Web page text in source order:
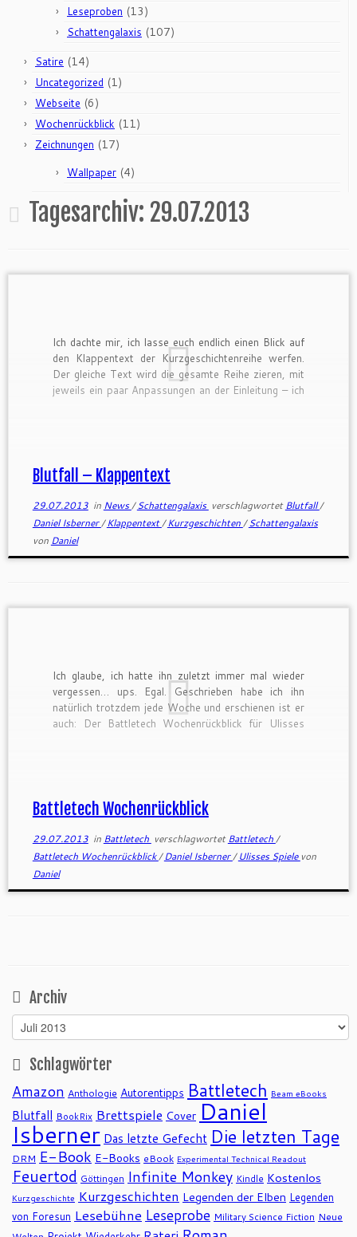
Leseproben (13)
Schattengalaxis (107)
Satire (14)
Uncategorized (1)
Webseite (6)
Wochenrückblick (11)
Zeichnungen (17)
Wallpaper (4)
Tagesarchiv: 29.07.2013
Ich dachte mir, ich lasse euch endlich einen Blick auf
den Klappentext der Kurzgeschichtenreihe werfen.
Der gleiche Text wird die gesamte Reihe zieren, mit
jeweils ein paar Anpassungen an der Einleitung – ich
Blutfall – Klappentext
29.07.2013in News/Schattengalaxis verschlagwortetBlutfall/
Daniel Isberner/Klappentext/Kurzgeschichten/Schattengalaxis
von Daniel
Ich glaube, ich hatte ihn zuletzt immer mal wieder
vergessen… ups. Egal. Geschrieben habe ich ihn
natürlich trotzdem jede Woche und erschienen ist er
auch: Der Battletech Wochenrückblick für Ulisses
Battletech Wochenrückblick
29.07.2013in Battletech verschlagwortetBattletech/
Battletech Wochenrückblick/Daniel Isberner/Ulisses Spiele von
Daniel
Archiv
Archiv
Schlagwörter
Amazon Anthologie Autorentipps Battletech Beam eBooks
Blutfall BookRix Brettspiele Cover Daniel
Isberner Das letzte Gefecht Die letzten Tage
DRM E-Book E-Books eBook Experimental Technical Readout
Feuertod Göttingen Infinite Monkey Kindle Kostenlos
Kurzgeschichte Kurzgeschichten Legenden der Elben Legenden
von Foresun Lesebühne Leseprobe Military Science Fiction Neue